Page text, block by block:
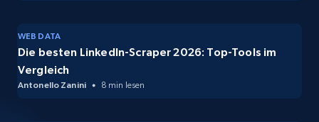
WEB DATA
Die besten LinkedIn-Scraper 2026: Top-Tools im
Vergleich
Antonello Zanini 8 min lesen